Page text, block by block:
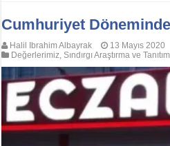
Cumhuriyet Döneminde
Halil Ibrahim Albayrak
13 Mayıs 2020
Değerlerimiz Sındırgı Araştırma ve Tanıtım